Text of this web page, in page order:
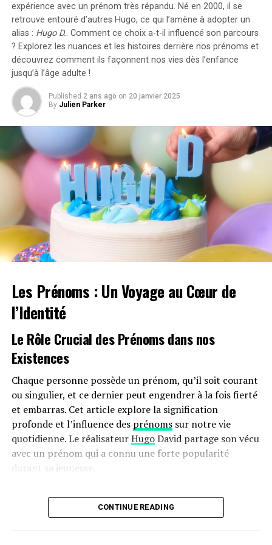
compte dans le calcul des avantages en nature. De plus,
un abattement de 50% sur ces avantages est maintenu
avec un plafond révisé à environ 2000 euros pour
l’année prochaine.
Accélération Vers une Mobilité Électrique
Cette initiative fait partie d’une stratégie globale visant
à promouvoir l’électrification du parc automobile
français. Cependant, les grandes entreprises
rencontrent encore des difficultés pour atteindre leurs
objectifs ; seulement 8% des nouveaux véhicules
immatriculés par ces entités étaient électriques en
2023. Ces incitations fiscales pourraient néanmoins
inciter davantage d’employeurs à franchir le
pas.Cependant, plusieurs défis demeurent concernant
les infrastructures nécessaires au chargement ainsi que
sur l’autonomie des véhicules et les perceptions parmi
bonus écologique pour les utilitaires et sa diminution
pour les particuliers pourraient freiner cet élan vers
une adoption plus large.
Avenir Prometteur Pour La Mobilité
Électrique
Malgré ces obstacles potentiels, il existe un optimisme
quant au futur de la mobilité électrique dans le milieu
professionnel. Les avancées technologiques continues
ainsi qu’un engagement croissant envers la durabilité
devraient continuer à favoriser cette tendance vers une
adoption accrue des véhicules écologiques.
jusqu’en 2025 et au-delà, le gouvernement délivre un
message fort soutenant la transition écologique dans le
secteur du transport. Reste maintenant à voir si cela
expérience avec un prénom très répandu. Né en 2000, il se
retrouve entouré d’autres Hugo, ce qui l’amène à adopter un
alias : Hugo D.. Comment ce choix a-t-il influencé son parcours
? Explorez les nuances et les histoires derrière nos prénoms et
découvrez comment ils façonnent nos vies dès l’enfance
jusqu’à l’âge adulte !
Published 2 ans ago on 20 janvier 2025
By Julien Parker
Les Prénoms : Un Voyage au Cœur de
l’Identité
Le Rôle Crucial des Prénoms dans nos
Existences
Chaque personne possède un prénom, qu’il soit courant
ou singulier, et ce dernier peut engendrer à la fois fierté
et embarras. Cet article explore la signification
profonde et l’influence des prénomssur notre vie
quotidienne. Le réalisateurHugoDavid partage son vécu
avec un prénom qui a connu une forte popularité
durant sa jeunesse.
une Naissance Sous le Signe de la Célébrité
Hugo David est né en 2000 àTours, une époque où le
prénom Hugo était en plein essor. Ses parents, Caroline
CONTINUE READING